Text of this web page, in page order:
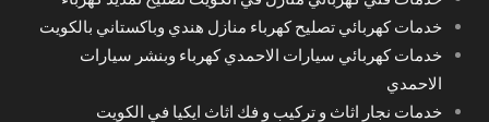
خدمات كهربائي تصليح كهرباء منازل هندي وباكستاني بالكويت
خدمات كهربائي سيارات الاحمدي كهرباء وبنشر سيارات
الاحمدي
خدمات نجار اثاث و تركيب و فك اثاث ايكيا في الكويت